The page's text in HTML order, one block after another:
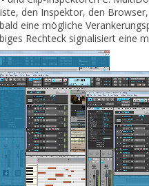
den Inspektor, den
eine mögliche
Rechteck signalisiert eine